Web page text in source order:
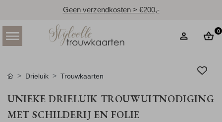
Geen verzendkosten > €200,-
0
Drieluik Trouwkaarten
UNIEKE DRIELUIK TROUWUITNODIGING
MET SCHILDERIJ EN FOLIE